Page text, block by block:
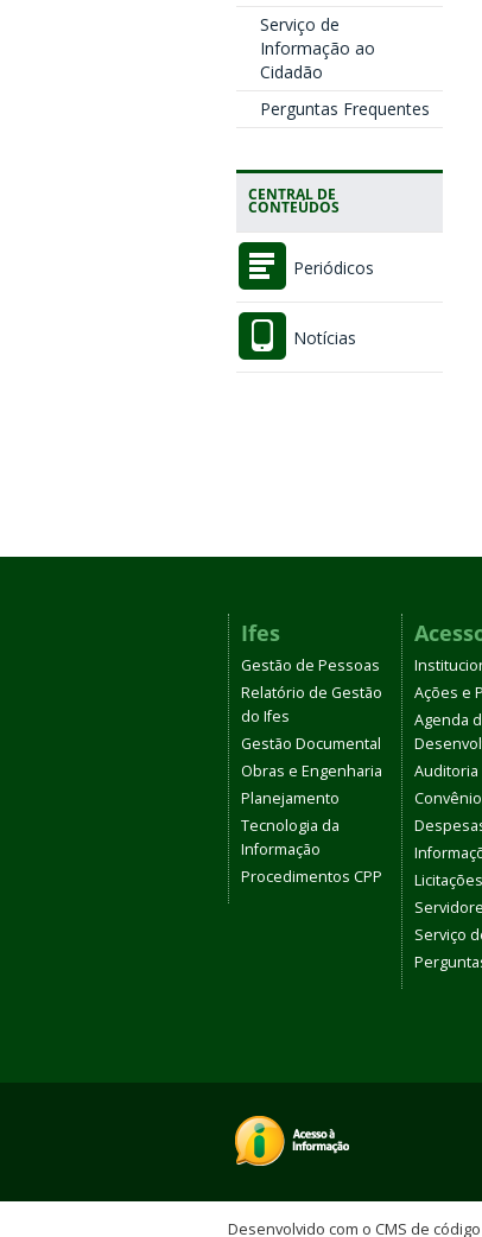
Serviço de
Informação ao
Cidadão
Perguntas Frequentes
CENTRAL DE
CONTEÚDOS
Periódicos
Notícias
Ifes
Gestão de Pessoas
Relatório de Gestão
do Ifes
Gestão Documental
Obras e Engenharia
Planejamento
Tecnologia da
Informação
Procedimentos CPP
Ações e
Agenda
Auditoria
Serviço
Desenvolvido com o CMS de